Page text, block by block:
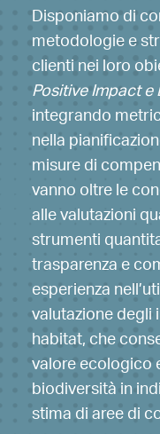
Disponiamo di
metodologie e
clienti nei loro
Positive Impact
integrando
nella
misure di
vanno oltre le
alle valutazioni
strumenti
trasparenza e
esperienza
valutazione
habitat, che
valore ecologico
biodiversità in
stima di aree di
Ci impegniamo
un’economia
valorizzando
i rifiuti plastici.
monouso con
nelle attività
adottiamo
progetto
sono state
e borracce
catena del
potabilizzatori
ridurre
plastica.
innovative nei
Ravenna, dove
sostituito con